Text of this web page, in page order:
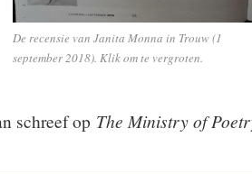
De recensie van Janita Monna in Trouw (1
september 2018). Klik om te vergroten.
schreef op The Ministry of